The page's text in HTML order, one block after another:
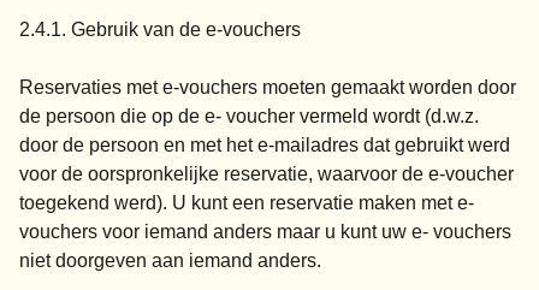
2.4.1. Gebruik van de e-vouchers
Reservaties met e-vouchers moeten gemaakt worden door
de persoon die op de e- voucher vermeld wordt (d.w.z.
door de persoon en met het e-mailadres dat gebruikt werd
voor de oorspronkelijke reservatie, waarvoor de e-voucher
toegekend werd). U kunt een reservatie maken met e-
vouchers voor iemand anders maar u kunt uw e- vouchers
niet doorgeven aan iemand anders.